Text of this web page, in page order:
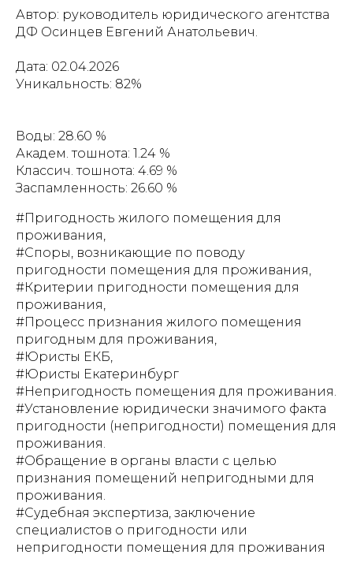
Автор: руководитель юридического агентства
ДФ Осинцев Евгений Анатольевич.
Дата: 02.04.2026
Уникальность: 82%
Воды: 28.60 %
Академ. тошнота: 1.24 %
Классич. тошнота: 4.69 %
Заспамленность: 26.60 %
#Пригодность жилого помещения для
проживания,
#Споры, возникающие по поводу
пригодности помещения для проживания,
#Критерии пригодности помещения для
проживания,
#Процесс признания жилого помещения
пригодным для проживания,
#Юристы ЕКБ,
#Юристы Екатеринбург
#Непригодность помещения для проживания.
#Установление юридически значимого факта
пригодности (непригодности) помещения для
проживания.
#Обращение в органы власти с целью
признания помещений непригодными для
проживания.
#Судебная экспертиза, заключение
специалистов о пригодности или
непригодности помещения для проживания